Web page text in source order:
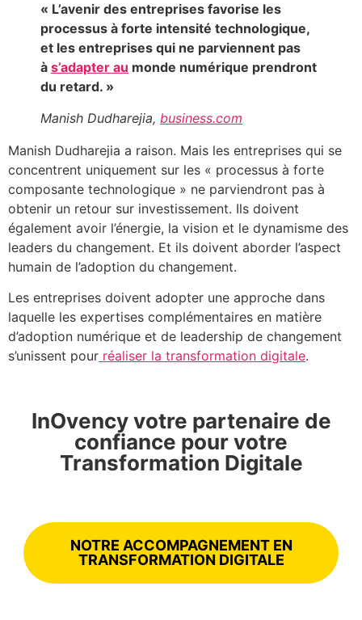
« L’avenir des entreprises favorise les
processus à forte intensité technologique,
et les entreprises qui ne parviennent pas
à s’adapter au monde numérique prendront
du retard. »
Manish Dudharejia, business.com
Manish Dudharejia a raison. Mais les entreprises qui se
concentrent uniquement sur les « processus à forte
composante technologique » ne parviendront pas à
obtenir un retour sur investissement. Ils doivent
également avoir l’énergie, la vision et le dynamisme des
leaders du changement. Et ils doivent aborder l’aspect
humain de l’adoption du changement.
Les entreprises doivent adopter une approche dans
laquelle les expertises complémentaires en matière
d’adoption numérique et de leadership de changement
s’unissent pour réaliser la transformation digitale.
InOvency votre partenaire de
confiance pour votre
Transformation Digitale
NOTRE ACCOMPAGNEMENT EN
TRANSFORMATION DIGITALE